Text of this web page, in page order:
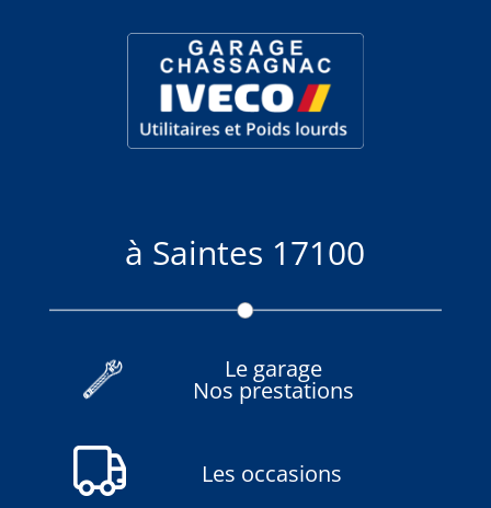
à Saintes 17100
Le garage
Nos prestations
Les occasions